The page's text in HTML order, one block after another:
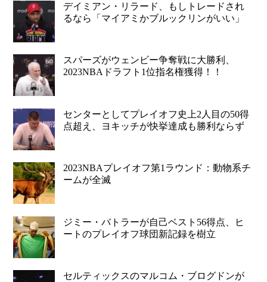
デイミアン・リラード、もしトレードされ
るなら「マイアミかブルックリンがいい」
スパーズがウェンビー争奪戦に大勝利、
2023NBAドラフト1位指名権獲得！！
センターとしてプレイオフ史上2人目の50得
点超え、ヨキッチが快挙達成も勝利ならず
2023NBAプレイオフ第1ラウンド：動物系チ
ームが全滅
ジミー・バトラーが自己ベスト56得点、ヒ
ートのプレイオフ球団新記録を樹立
セルティックスのマルコム・ブログドンが